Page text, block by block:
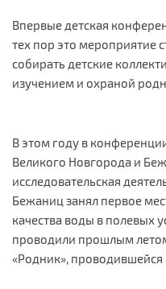
Впервые детская
тех пор это мероприятие
собирать детские
изучением и охраной
В этом году в
Великого Новгорода и
исследовательская
Бежаниц занял первое
качества воды в полевых
проводили прошлым
«Родник»,